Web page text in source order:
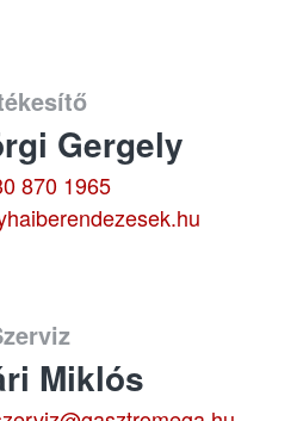
Gergely
870 1965
Miklós